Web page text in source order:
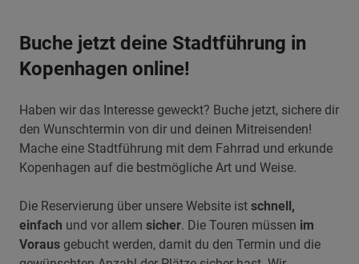
Buche jetzt deine Stadtführung in
Kopenhagen online!
Haben wir das Interesse geweckt? Buche jetzt, sichere dir
den Wunschtermin von dir und deinen Mitreisenden!
Mache eine Stadtführung mit dem Fahrrad und erkunde
Kopenhagen auf die bestmögliche Art und Weise.
Die Reservierung über unsere Website ist schnell,
einfach und vor allem sicher. Die Touren müssen im
Voraus gebucht werden, damit du den Termin und die